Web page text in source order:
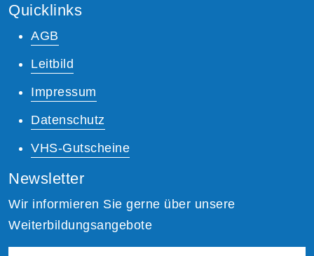
Quicklinks
AGB
Leitbild
Impressum
Datenschutz
VHS-Gutscheine
Newsletter
Wir informieren Sie gerne über unsere
Weiterbildungsangebote